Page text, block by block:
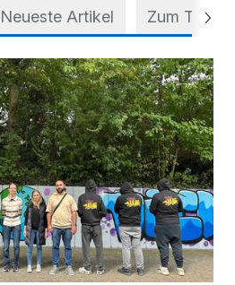
Neueste Artikel Zum Thema